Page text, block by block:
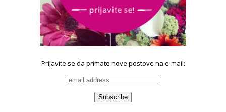
Prijavite se da primate nove postove na e-mail: